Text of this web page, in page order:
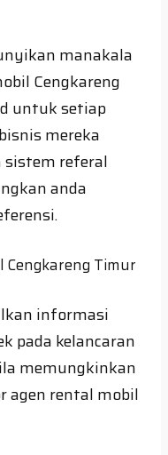
manakala
Cengkareng
untuk setiap
mereka
sistem referal
anda
Timur
informasi
pada kelancaran
memungkinkan
agen rental mobil